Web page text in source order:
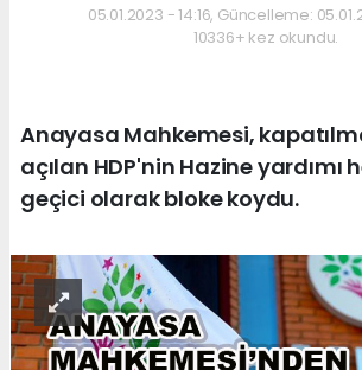
05.01.2023 - 14:16, Güncelleme:
10336+ kez okundu.
Anayasa Mahkemesi,
açılan HDP'nin Hazine yardımı
geçici olarak bloke koydu.